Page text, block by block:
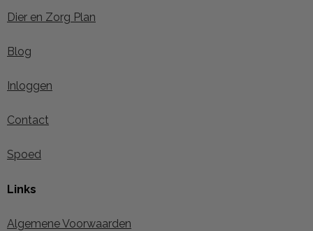
Dier en Zorg Plan
Blog
Inloggen
Contact
Spoed
Links
Algemene Voorwaarden